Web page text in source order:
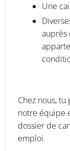
Une
auprès
Chez nous,
notre équipe
dossier de
emploi.